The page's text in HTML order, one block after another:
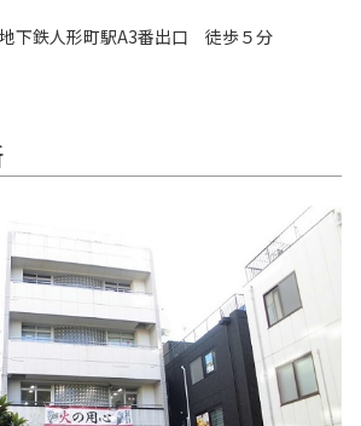
下鉄人形町駅A3番出口 徒歩５分